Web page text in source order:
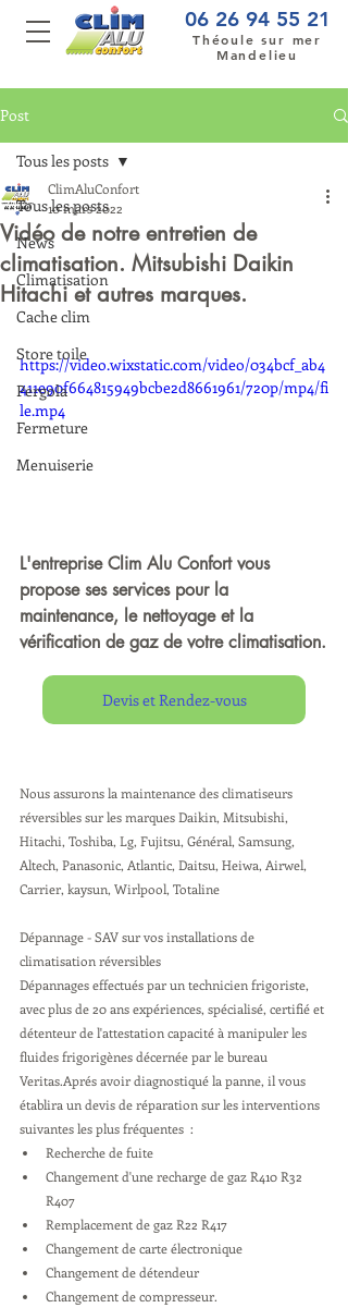
06 26 94 55 21
Théoule sur mer
Mandelieu
Post
Tous les posts
News
Climatisation
Cache clim
Store toile
Pergola
Fermeture
Menuiserie
Tous les posts
Vidéo de notre entretien de
climatisation. Mitsubishi Daikin
Hitachi et autres marques.
ClimAluConfort
10 mars 2022
https://video.wixstatic.com/video/034bcf_ab4
411e90f664815949bcbe2d8661961/720p/mp4/fi
le.mp4
L'entreprise Clim Alu Confort vous
propose ses services pour la
maintenance, le nettoyage et la
vérification de gaz de votre climatisation.
Devis et Rendez-vous
Nous assurons la maintenance des climatiseurs
réversibles sur les marques Daikin, Mitsubishi,
Hitachi, Toshiba, Lg, Fujitsu, Général, Samsung,
Altech, Panasonic, Atlantic, Daitsu, Heiwa, Airwel,
Carrier, kaysun, Wirlpool, Totaline
Dépannage - SAV sur vos installations de
climatisation réversibles
Dépannages effectués par un technicien frigoriste,
avec plus de 20 ans expériences, spécialisé, certifié et
détenteur de l'attestation capacité à manipuler les
fluides frigorigènes décernée par le bureau
Veritas.Aprés avoir diagnostiqué la panne, il vous
établira un devis de réparation sur les interventions
suivantes les plus fréquentes  :
Recherche de fuite
Changement d'une recharge de gaz R410 R32
R407
Remplacement de gaz R22 R417
Changement de carte électronique
Changement de détendeur
Changement de compresseur.